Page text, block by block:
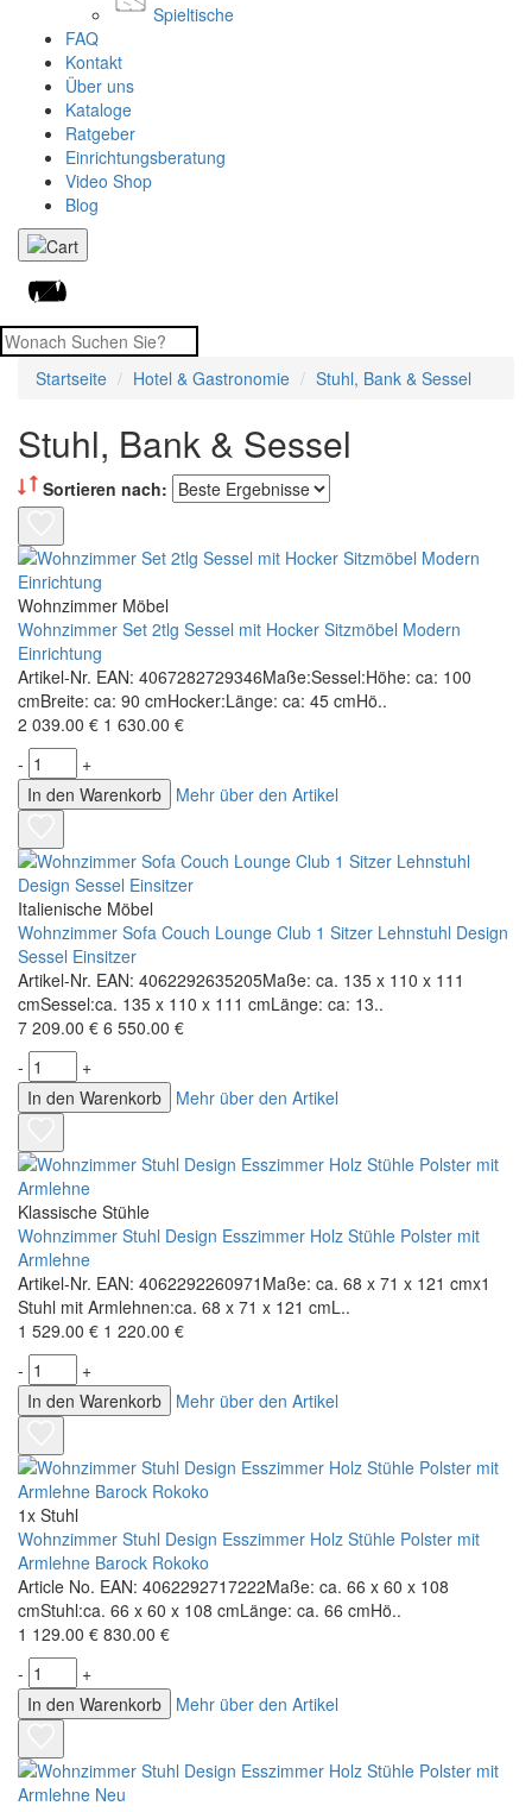
Spieltische
FAQ
Kontakt
Über uns
Kataloge
Ratgeber
Einrichtungsberatung
Video Shop
Blog
Startseite Hotel & Gastronomie Stuhl, Bank & Sessel
Stuhl, Bank & Sessel
Sortieren nach:
Wohnzimmer Möbel
Wohnzimmer Set 2tlg Sessel mit Hocker Sitzmöbel Modern
Einrichtung
Artikel-Nr. EAN: 4067282729346Maße:Sessel:Höhe: ca: 100
cmBreite: ca: 90 cmHocker:Länge: ca: 45 cmHö..
2 039.00 € 1 630.00 €
-
+
In den Warenkorb
Mehr über den Artikel
Italienische Möbel
Wohnzimmer Sofa Couch Lounge Club 1 Sitzer Lehnstuhl Design
Sessel Einsitzer
Artikel-Nr. EAN: 4062292635205Maße: ca. 135 x 110 x 111
cmSessel:ca. 135 x 110 x 111 cmLänge: ca: 13..
7 209.00 € 6 550.00 €
-
+
In den Warenkorb
Mehr über den Artikel
Klassische Stühle
Wohnzimmer Stuhl Design Esszimmer Holz Stühle Polster mit
Armlehne
Artikel-Nr. EAN: 4062292260971Maße: ca. 68 x 71 x 121 cmx1
Stuhl mit Armlehnen:ca. 68 x 71 x 121 cmL..
1 529.00 € 1 220.00 €
-
+
In den Warenkorb
Mehr über den Artikel
1x Stuhl
Wohnzimmer Stuhl Design Esszimmer Holz Stühle Polster mit
Armlehne Barock Rokoko
Article No. EAN: 4062292717222Maße: ca. 66 x 60 x 108
cmStuhl:ca. 66 x 60 x 108 cmLänge: ca. 66 cmHö..
1 129.00 € 830.00 €
-
+
In den Warenkorb
Mehr über den Artikel